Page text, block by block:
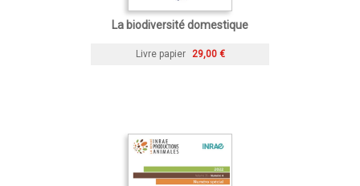
La biodiversité domestique
Livre papier 29,00 €